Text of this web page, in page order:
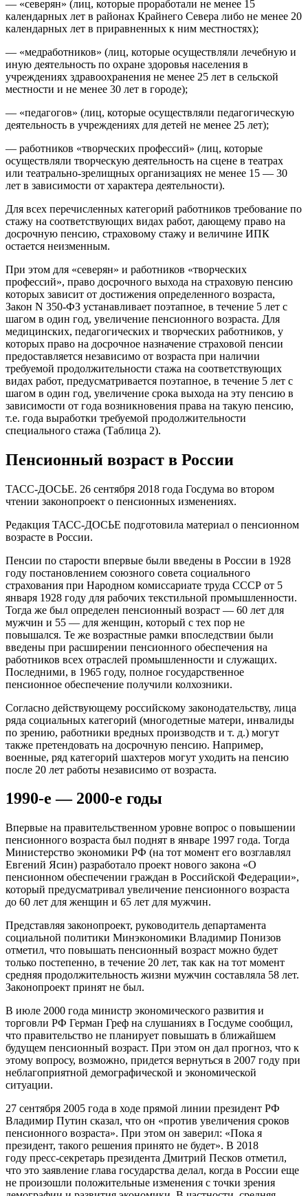
— «северян» (лиц, которые проработали не менее 15
календарных лет в районах Крайнего Севера либо не менее 20
календарных лет в приравненных к ним местностях);
— «медработников» (лиц, которые осуществляли лечебную и
иную деятельность по охране здоровья населения в
учреждениях здравоохранения не менее 25 лет в сельской
местности и не менее 30 лет в городе);
— «педагогов» (лиц, которые осуществляли педагогическую
деятельность в учреждениях для детей не менее 25 лет);
— работников «творческих профессий» (лиц, которые
осуществляли творческую деятельность на сцене в театрах
или театрально-зрелищных организациях не менее 15 — 30
лет в зависимости от характера деятельности).
Для всех перечисленных категорий работников требование по
стажу на соответствующих видах работ, дающему право на
досрочную пенсию, страховому стажу и величине ИПК
остается неизменным.
При этом для «северян» и работников «творческих
профессий», право досрочного выхода на страховую пенсию
которых зависит от достижения определенного возраста,
Закон N 350-ФЗ устанавливает поэтапное, в течение 5 лет с
шагом в один год, увеличение пенсионного возраста. Для
медицинских, педагогических и творческих работников, у
которых право на досрочное назначение страховой пенсии
предоставляется независимо от возраста при наличии
требуемой продолжительности стажа на соответствующих
видах работ, предусматривается поэтапное, в течение 5 лет с
шагом в один год, увеличение срока выхода на эту пенсию в
зависимости от года возникновения права на такую пенсию,
т.е. года выработки требуемой продолжительности
специального стажа (Таблица 2).
Пенсионный возраст в России
ТАСС-ДОСЬЕ. 26 сентября 2018 года Госдума во втором
чтении законопроект о пенсионных изменениях.
Редакция ТАСС-ДОСЬЕ подготовила материал о пенсионном
возрасте в России.
Пенсии по старости впервые были введены в России в 1928
году постановлением союзного совета социального
страхования при Народном комиссариате труда СССР от 5
января 1928 году для рабочих текстильной промышленности.
Тогда же был определен пенсионный возраст — 60 лет для
мужчин и 55 — для женщин, который с тех пор не
повышался. Те же возрастные рамки впоследствии были
введены при расширении пенсионного обеспечения на
работников всех отраслей промышленности и служащих.
Последними, в 1965 году, полное государственное
пенсионное обеспечение получили колхозники.
Согласно действующему российскому законодательству, лица
ряда социальных категорий (многодетные матери, инвалиды
по зрению, работники вредных производств и т. д.) могут
также претендовать на досрочную пенсию. Например,
военные, ряд категорий шахтеров могут уходить на пенсию
после 20 лет работы независимо от возраста.
1990-е — 2000-е годы
Впервые на правительственном уровне вопрос о повышении
пенсионного возраста был поднят в январе 1997 года. Тогда
Министерство экономики РФ (на тот момент его возглавлял
Евгений Ясин) разработало проект нового закона «О
пенсионном обеспечении граждан в Российской Федерации»,
который предусматривал увеличение пенсионного возраста
до 60 лет для женщин и 65 лет для мужчин.
Представляя законопроект, руководитель департамента
социальной политики Минэкономики Владимир Понизов
отметил, что повышать пенсионный возраст можно будет
только постепенно, в течение 20 лет, так как на тот момент
средняя продолжительность жизни мужчин составляла 58 лет.
Законопроект принят не был.
В июле 2000 года министр экономического развития и
торговли РФ Герман Греф на слушаниях в Госдуме сообщил,
что правительство не планирует повышать в ближайшем
будущем пенсионный возраст. При этом он дал прогноз, что к
этому вопросу, возможно, придется вернуться в 2007 году при
неблагоприятной демографической и экономической
ситуации.
27 сентября 2005 года в ходе прямой линии президент РФ
Владимир Путин сказал, что он «против увеличения сроков
пенсионного возраста». При этом он заверил: «Пока я
президент, такого решения принято не будет». В 2018
году пресс-секретарь президента Дмитрий Песков отметил,
что это заявление глава государства делал, когда в России еще
не произошли положительные изменения с точки зрения